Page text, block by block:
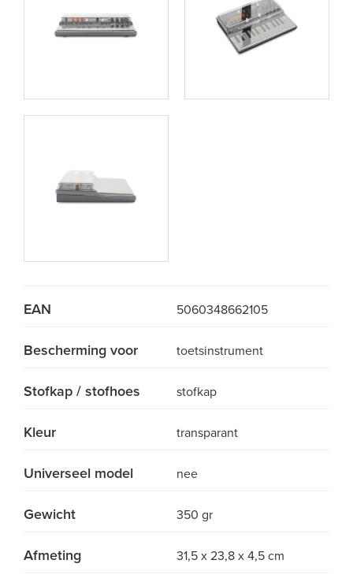
EAN 5060348662105
Bescherming voor toetsinstrument
Stofkap / stofhoes stofkap
Kleur transparant
Universeel model nee
Gewicht 350 gr
Afmeting 31,5 x 23,8 x 4,5 cm